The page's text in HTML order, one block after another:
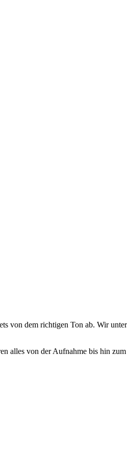
von dem richtigen Ton ab. Wir
alles von der Aufnahme bis hin